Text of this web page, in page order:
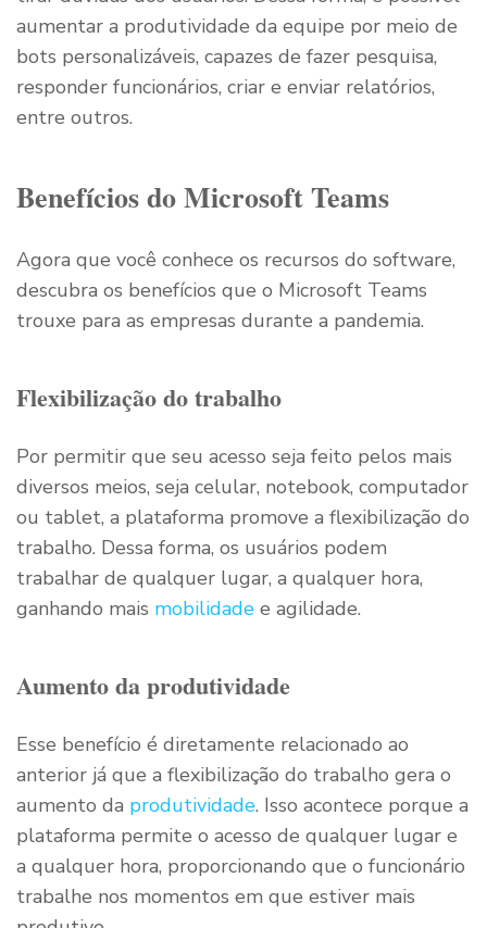
aumentar a produtividade da equipe por meio de
bots personalizáveis, capazes de fazer pesquisa,
responder funcionários, criar e enviar relatórios,
entre outros.
Benefícios do Microsoft Teams
Agora que você conhece os recursos do software,
descubra os benefícios que o Microsoft Teams
trouxe para as empresas durante a pandemia.
Flexibilização do trabalho
Por permitir que seu acesso seja feito pelos mais
diversos meios, seja celular, notebook, computador
ou tablet, a plataforma promove a flexibilização do
trabalho. Dessa forma, os usuários podem
trabalhar de qualquer lugar, a qualquer hora,
ganhando mais mobilidade e agilidade.
Aumento da produtividade
Esse benefício é diretamente relacionado ao
anterior já que a flexibilização do trabalho gera o
aumento da produtividade. Isso acontece porque a
plataforma permite o acesso de qualquer lugar e
a qualquer hora, proporcionando que o funcionário
trabalhe nos momentos em que estiver mais